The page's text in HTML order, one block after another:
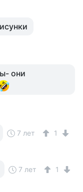
они
7 лет 1
7 лет 1